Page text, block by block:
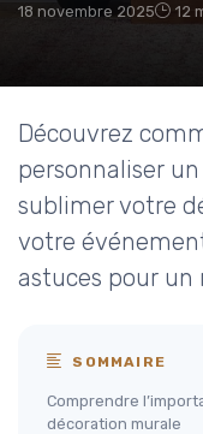
18 novembre 2025 12
Découvrez
personnaliser
sublimer votre
votre
astuces pour
SOMMAIRE
Comprendre
décoration murale